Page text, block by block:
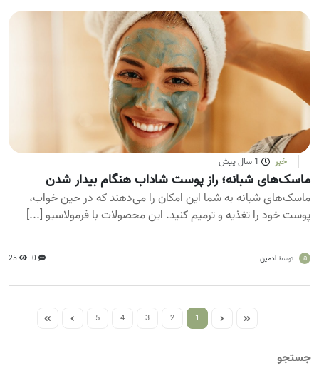
خبر 1 سال پیش
ماسک‌های شبانه؛ راز پوست شاداب هنگام بیدار شدن
ماسک‌های شبانه به شما این امکان را می‌دهند که در حین خواب،
پوست خود را تغذیه و ترمیم کنید. این محصولات با فرمولاسیو [...]
a توسط ادمین 0
25
1
2
3
4
5
جستجو